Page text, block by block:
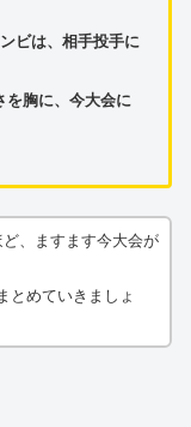
ビは、相手投手に
を胸に、今大会に
、ますます今大会が
とめていきましょ